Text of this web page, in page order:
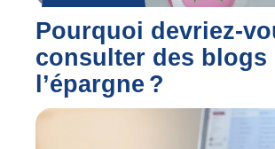
Pourquoi devriez-
consulter des blogs
l’épargne ?